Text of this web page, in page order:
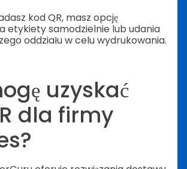
kod QR, masz opcję
etykiety samodzielnie lub udania
oddziału w celu wydrukowania.
uzyskać
dla firmy